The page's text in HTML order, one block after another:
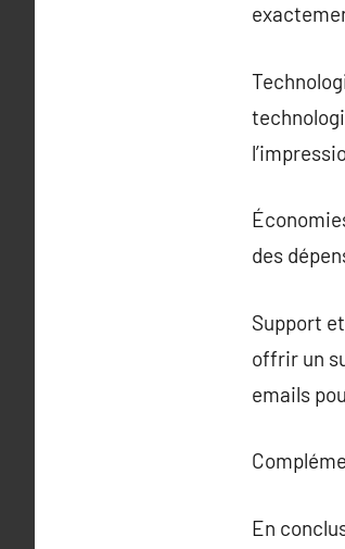
des
Support
offrir un
emails
En